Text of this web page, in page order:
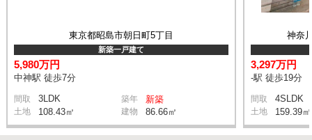
東京都昭島市朝日町5丁目
新築一戸建て
5,980万円
中神駅 徒歩7分
間取 3LDK 築年 新築
土地 108.43㎡ 建物 86.66㎡
神奈
3,297万円
-駅 徒歩19分
間取 4SLDK
土地 159.39㎡